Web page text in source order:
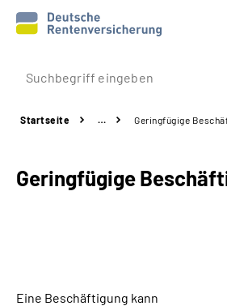
Prävention
Rente
Startseite … Geringfügige
Geringfügige
Eine Beschäftigung kann